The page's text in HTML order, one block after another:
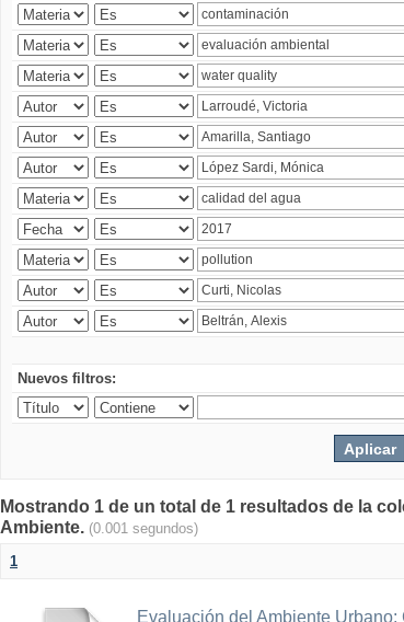
Nuevos filtros:
Mostrando 1 de un total de 1 resultados de la
Ambiente. (0.001 segundos)
1
Evaluación del Ambiente